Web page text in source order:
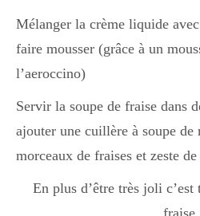
Mélanger la crème liquide
faire mousser (grâce à un
l’aeroccino)
Servir la soupe de fraise dans
ajouter une cuillère à soupe de
morceaux de fraises et zeste
En plus d’être très joli
fraise